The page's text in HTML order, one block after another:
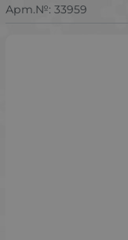
Арт.№: 33959